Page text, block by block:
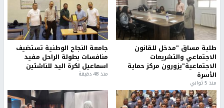
طلبة مساق "مدخل للقانون
الاجتماعي والتشريعات
الاجتماعية"يزورون مركز حماية
الأسرة
منذ 5 ثواني
جامعة النجاح الوطنية تستضيف
منافسات بطولة الراحل مفيد
اسماعيل لكرة اليد للناشئين
منذ 48 دقيقة